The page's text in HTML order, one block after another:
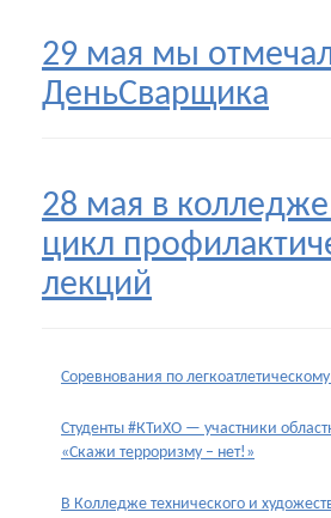
29 мая мы
ДеньСварщика
28 мая в колледже
цикл
лекций
Соревнования по
Студенты #КТиХО — участники
«Скажи терроризму – нет!»
В Колледже технического и